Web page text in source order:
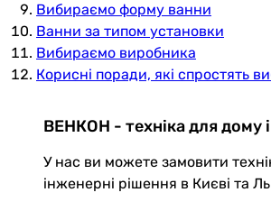
Вибираємо форму ванни
Ванни за типом установки
Вибираємо виробника
Корисні поради, які спростять
ВЕНКОН - техніка для дому
У нас ви можете замовити
інженерні рішення в Києві та